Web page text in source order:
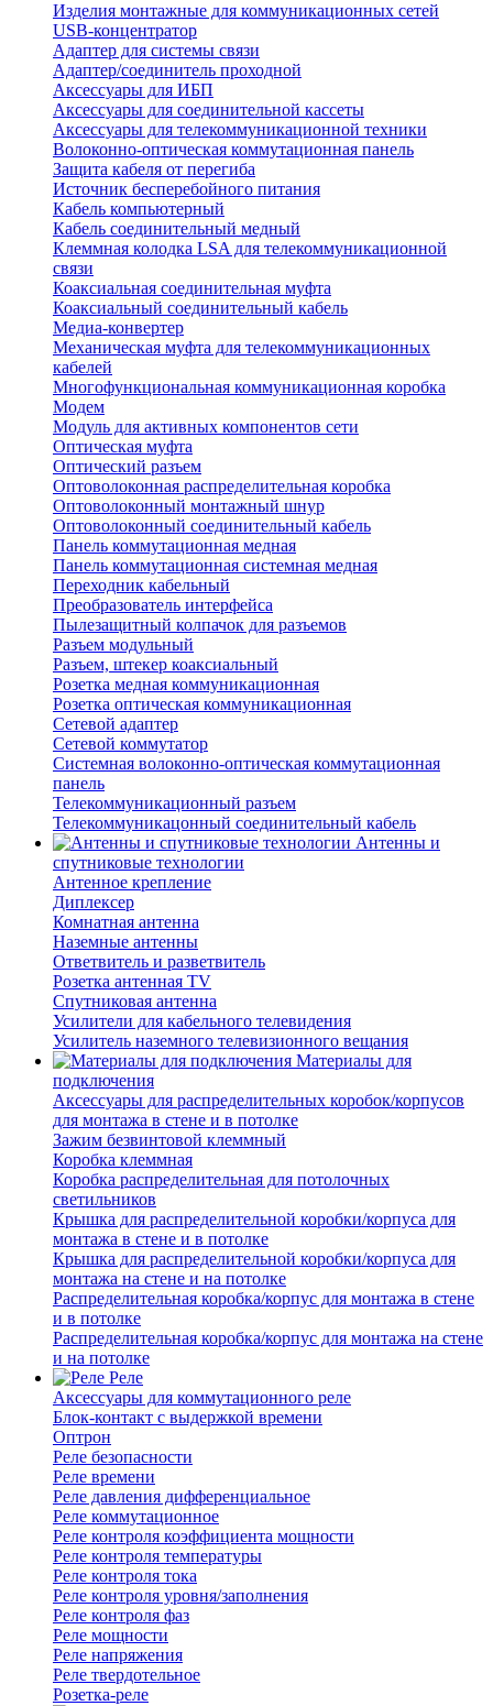
Изделия монтажные для коммуникационных сетей
USB-концентратор
Адаптер для системы связи
Адаптер/соединитель проходной
Аксессуары для ИБП
Аксессуары для соединительной кассеты
Аксессуары для телекоммуникационной техники
Волоконно-оптическая коммутационная панель
Защита кабеля от перегиба
Источник бесперебойного питания
Кабель компьютерный
Кабель соединительный медный
Клеммная колодка LSA для телекоммуникационной
связи
Коаксиальная соединительная муфта
Коаксиальный соединительный кабель
Медиа-конвертер
Механическая муфта для телекоммуникационных
кабелей
Многофункциональная коммуникационная коробка
Модем
Модуль для активных компонентов сети
Оптическая муфта
Оптический разъем
Оптоволоконная распределительная коробка
Оптоволоконный монтажный шнур
Оптоволоконный соединительный кабель
Панель коммутационная медная
Панель коммутационная системная медная
Переходник кабельный
Преобразователь интерфейса
Пылезащитный колпачок для разъемов
Разъем модульный
Разъем, штекер коаксиальный
Розетка медная коммуникационная
Розетка оптическая коммуникационная
Сетевой адаптер
Сетевой коммутатор
Системная волоконно-оптическая коммутационная
панель
Телекоммуникационный разъем
Телекоммуникацонный соединительный кабель
Антенны и
спутниковые технологии
Антенное крепление
Диплексер
Комнатная антенна
Наземные антенны
Ответвитель и разветвитель
Розетка антенная TV
Спутниковая антенна
Усилители для кабельного телевидения
Усилитель наземного телевизионного вещания
Материалы для
подключения
Аксессуары для распределительных коробок/корпусов
для монтажа в стене и в потолке
Зажим безвинтовой клеммный
Коробка клеммная
Коробка распределительная для потолочных
светильников
Крышка для распределительной коробки/корпуса для
монтажа в стене и в потолке
Крышка для распределительной коробки/корпуса для
монтажа на стене и на потолке
Распределительная коробка/корпус для монтажа в стене
и в потолке
Распределительная коробка/корпус для монтажа на стене
и на потолке
Реле
Аксессуары для коммутационного реле
Блок-контакт с выдержкой времени
Оптрон
Реле безопасности
Реле времени
Реле давления дифференциальное
Реле коммутационное
Реле контроля коэффициента мощности
Реле контроля температуры
Реле контроля тока
Реле контроля уровня/заполнения
Реле контроля фаз
Реле мощности
Реле напряжения
Реле твердотельное
Розетка-реле